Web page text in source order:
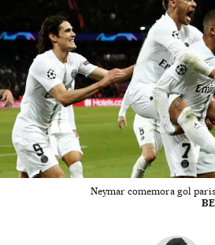
Neymar comemora gol